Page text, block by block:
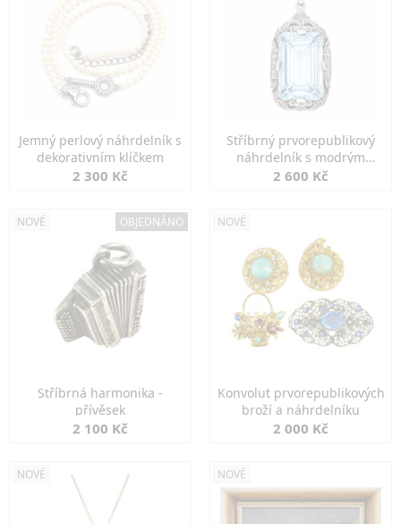
Jemný perlový náhrdelník s
dekorativním klíčkem
2 300 Kč
Stříbrný prvorepublikový
náhrdelník s modrým
spinelem
2 600 Kč
NOVÉ OBJEDNÁNO
Stříbrná harmonika -
přívěsek
2 100 Kč
NOVÉ
Konvolut prvorepublikových
broží a náhrdelníku
2 000 Kč
NOVÉ NOVÉ